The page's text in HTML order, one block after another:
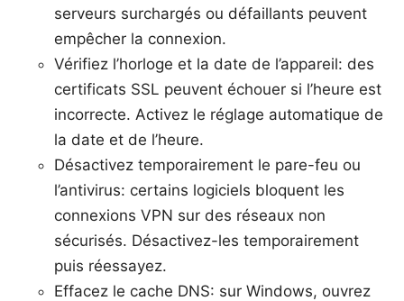
serveurs surchargés ou défaillants peuvent
empêcher la connexion.
Vérifiez l’horloge et la date de l’appareil: des
certificats SSL peuvent échouer si l’heure est
incorrecte. Activez le réglage automatique de
la date et de l’heure.
Désactivez temporairement le pare-feu ou
l’antivirus: certains logiciels bloquent les
connexions VPN sur des réseaux non
sécurisés. Désactivez-les temporairement
puis réessayez.
Effacez le cache DNS: sur Windows, ouvrez